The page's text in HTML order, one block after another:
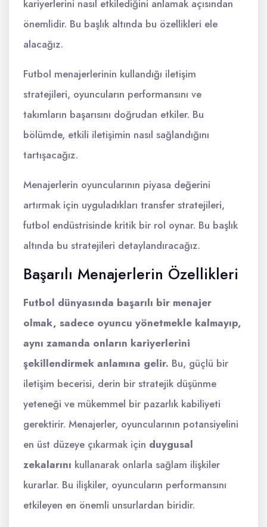
kariyerlerini nasıl etkilediğini anlamak açısından
önemlidir. Bu başlık altında bu özellikleri ele
alacağız.
Futbol menajerlerinin kullandığı iletişim
stratejileri, oyuncuların performansını ve
takımların başarısını doğrudan etkiler. Bu
bölümde, etkili iletişimin nasıl sağlandığını
tartışacağız.
Menajerlerin oyuncularının piyasa değerini
artırmak için uyguladıkları transfer stratejileri,
futbol endüstrisinde kritik bir rol oynar. Bu başlık
altında bu stratejileri detaylandıracağız.
Başarılı Menajerlerin Özellikleri
Futbol dünyasında başarılı bir menajer
olmak, sadece oyuncu yönetmekle kalmayıp,
aynı zamanda onların kariyerlerini
şekillendirmek anlamına gelir. Bu, güçlü bir
iletişim becerisi, derin bir stratejik düşünme
yeteneği ve mükemmel bir pazarlık kabiliyeti
gerektirir. Menajerler, oyuncularının potansiyelini
en üst düzeye çıkarmak için duygusal
zekalarını kullanarak onlarla sağlam ilişkiler
kurarlar. Bu ilişkiler, oyuncuların performansını
etkileyen en önemli unsurlardan biridir.